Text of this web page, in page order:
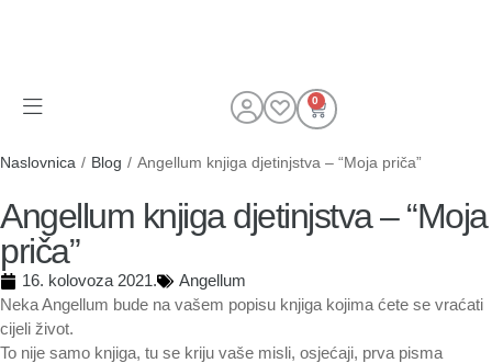
0
Naslovnica / Blog / Angellum knjiga djetinjstva – “Moja priča”
Angellum knjiga djetinjstva – “Moja
priča”
16. kolovoza 2021.
Angellum
Neka Angellum bude na vašem popisu knjiga kojima ćete se vraćati
cijeli život.
To nije samo knjiga, tu se kriju vaše misli, osjećaji, prva pisma